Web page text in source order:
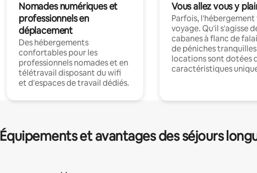
Nomades numériques et
professionnels en
déplacement
Des hébergements
confortables pour les
professionnels nomades et en
télétravail disposant du wifi
et d'espaces de travail dédiés.
Vous allez vous y
Parfois,
voyage. Qu'il s'agisse
cabanes à flanc de
de péniches
locations sont dotées
caractéristiques
Équipements et avantages des séjours